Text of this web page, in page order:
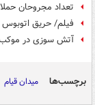
تعداد مجروحان
فیلم/ حریق
آتش سوزی در
برچسب‌ها میدان قیام